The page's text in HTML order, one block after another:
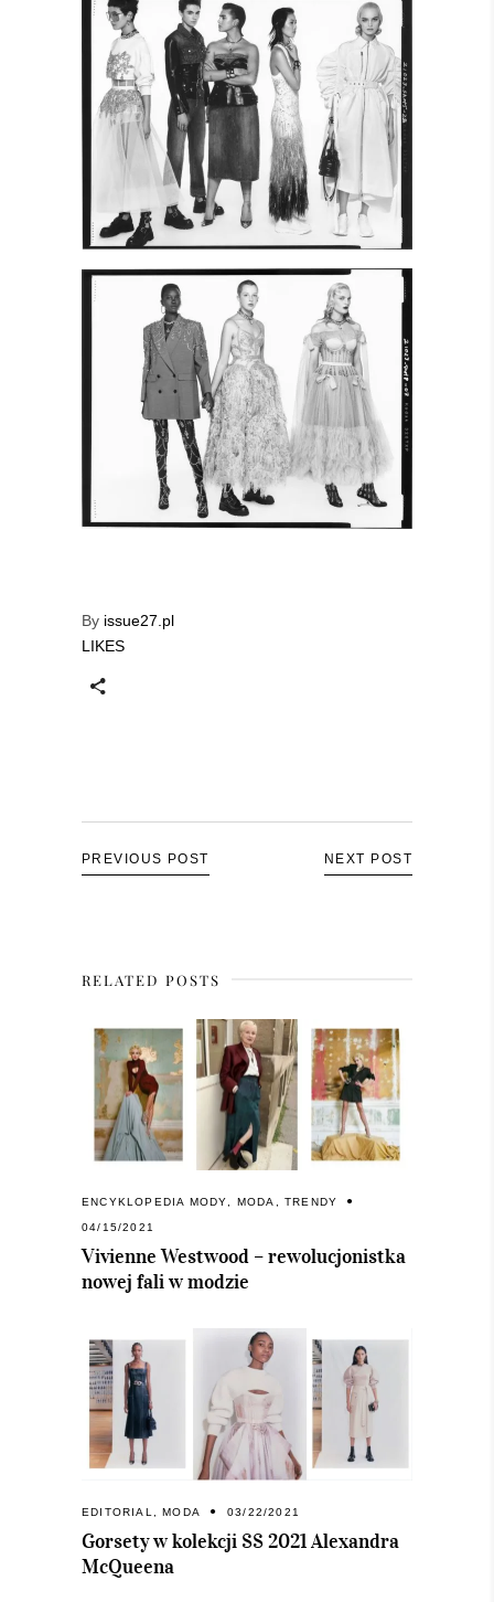
By issue27.pl
LIKES
PREVIOUS POST NEXT POST
RELATED POSTS
ENCYKLOPEDIA MODY, MODA ,TRENDY
04/15/2021
Vivienne Westwood – rewolucjonistka
nowej fali w modzie
EDITORIAL,MODA 03/22/2021
Gorsety w kolekcji SS 2021 Alexandra
McQueena